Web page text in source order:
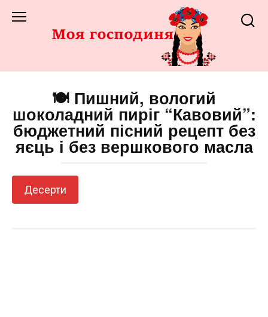
до
🍽️ Пишний, вологий
шоколадний пиріг “Кавовий”:
бюджетний пісний рецепт без
яєць і без вершкового масла
Десерти